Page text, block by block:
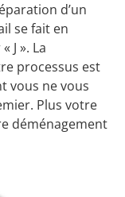
d’un
se fait en
J ». La
processus est
vous ne vous
Plus votre
déménagement